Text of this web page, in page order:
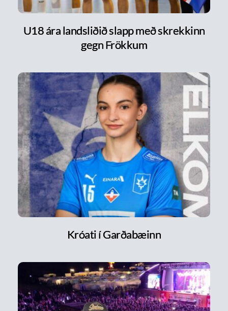
U18 ára landsliðið slapp með skrekkinn
gegn Frökkum
Króati í Garðabæinn